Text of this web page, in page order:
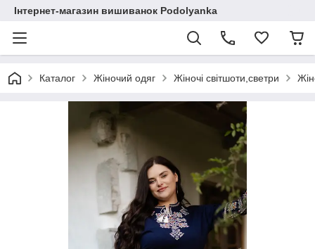
Інтернет-магазин вишиванок Podolyanka
Каталог Жіночий одяг Жіночі світшоти,светри